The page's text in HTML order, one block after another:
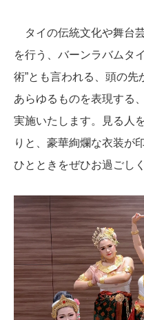
タイの伝統文化や舞台
を行う、バーンラバムタ
術”とも言われる、頭の
あらゆるものを表現する
実施いたします。見る人
りと、豪華絢爛な衣装が
ひとときをぜひお過ごし